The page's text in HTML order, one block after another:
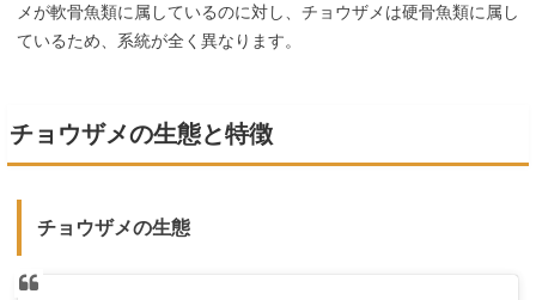
メが軟骨魚類に属しているのに対し、チョウザメは硬骨魚類に属し
ているため、系統が全く異なります。
チョウザメの生態と特徴
チョウザメの生態